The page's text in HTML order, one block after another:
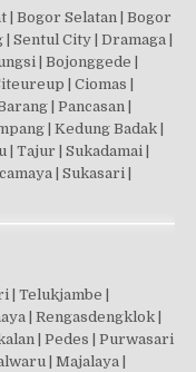
Bogor Selatan | Bogor
Sentul City | Dramaga |
| Bojonggede |
| Ciomas |
| Pancasan |
| Kedung Badak |
Tajur | Sukadamai |
| Sukasari |
Telukjambe |
| Rengasdengklok |
| Pedes | Purwasari
| Majalaya |